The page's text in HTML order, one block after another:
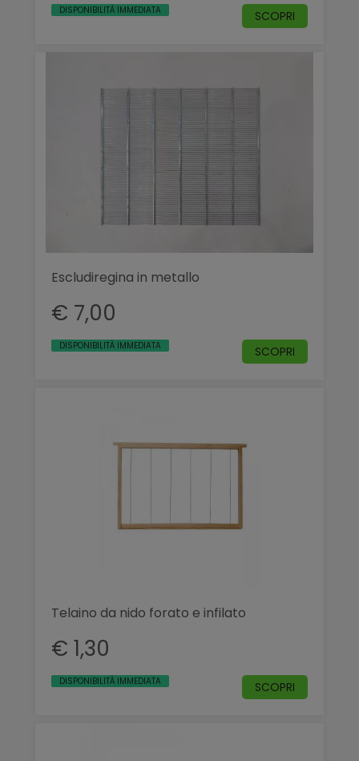
DISPONIBILITÀ IMMEDIATA SCOPRI
Escludiregina in metallo
€ 7,00
DISPONIBILITÀ IMMEDIATA SCOPRI
Telaino da nido forato e infilato
€ 1,30
DISPONIBILITÀ IMMEDIATA SCOPRI